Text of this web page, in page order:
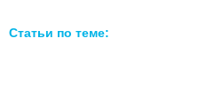
Статьи по теме: